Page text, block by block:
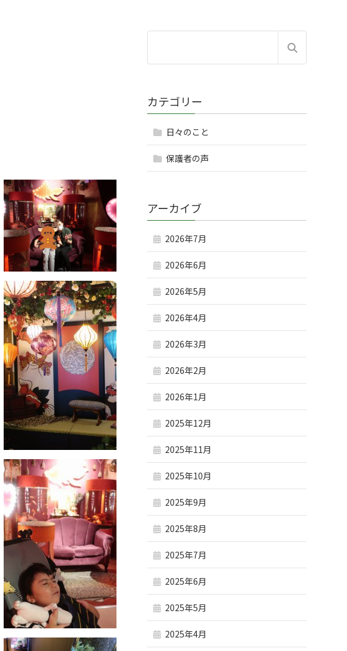
カテゴリー
日々のこと
保護者の声
アーカイブ
2026年7月
2026年6月
2026年5月
2026年4月
2026年3月
2026年2月
2026年1月
2025年12月
2025年11月
2025年10月
2025年9月
2025年8月
2025年7月
2025年6月
2025年5月
2025年4月